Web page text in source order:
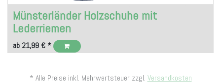
Münsterländer Holzschuhe mit
Lederriemen
ab 21,99 €*
* Alle Preise inkl. Mehrwertsteuer zzgl. Versandkosten